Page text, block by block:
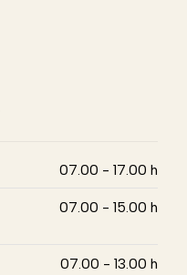
07.00 - 17.00 h
07.00 - 15.00 h
07.00 - 13.00 h